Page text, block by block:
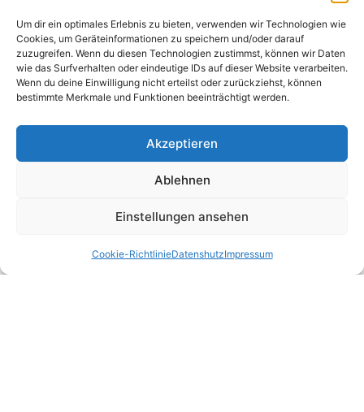
Um dir ein optimales Erlebnis zu bieten, verwenden wir Technologien wie
Cookies, um Geräteinformationen zu speichern und/oder darauf
zuzugreifen. Wenn du diesen Technologien zustimmst, können wir Daten
wie das Surfverhalten oder eindeutige IDs auf dieser Website verarbeiten.
Wenn du deine Einwilligung nicht erteilst oder zurückziehst, können
bestimmte Merkmale und Funktionen beeinträchtigt werden.
Akzeptieren
Ablehnen
Einstellungen ansehen
Cookie-RichtlinieDatenshutzImpressum